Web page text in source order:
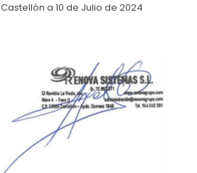
Castellón a 10 de Julio de 2024